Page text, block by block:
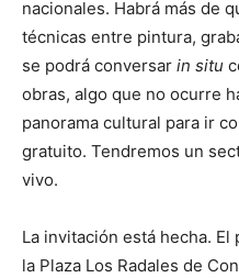
nacionales. Habrá más de
técnicas entre pintura,
se podrá conversar in situ
obras, algo que no ocurre
panorama cultural para ir
gratuito. Tendremos un
vivo.
La invitación está hecha.
la Plaza Los Radales de